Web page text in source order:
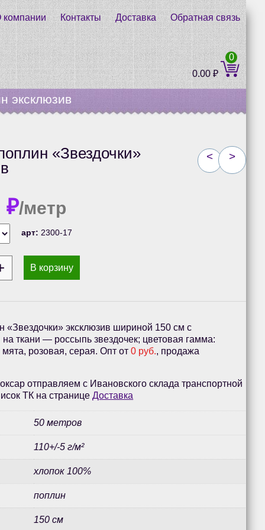
компании Контакты Доставка Обратная связь
0.00₽
0
эксклюзив
< >
«Звездочки»
₽/метр
арт: 2300-17
В корзину
«Звездочки» эксклюзив шириной 150 см с
ткани — россыпь звездочек; цветовая гамма:
мята, розовая, серая. Опт от0 руб., продажа
отправляем с Ивановского склада транспортной
ТК на страницеДоставка
50 метров
110+/-5 г/м²
хлопок 100%
поплин
150 см